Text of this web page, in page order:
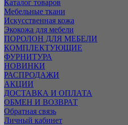
Каталог товаров
Мебельные ткани
Искусcтвенная кожа
Экокожа для мебели
ПОРОЛОН ДЛЯ МЕБЕЛИ
КОМПЛЕКТУЮЩИЕ
ФУРНИТУРА
НОВИНКИ
РАСПРОДАЖИ
АКЦИИ
ДОСТАВКА И ОПЛАТА
ОБМЕН И ВОЗВРАТ
Обратная связь
Личный кабинет